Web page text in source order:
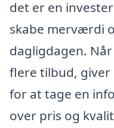
det er en
skabe merværdi
dagligdagen.
flere tilbud, giver
for at tage en
over pris og